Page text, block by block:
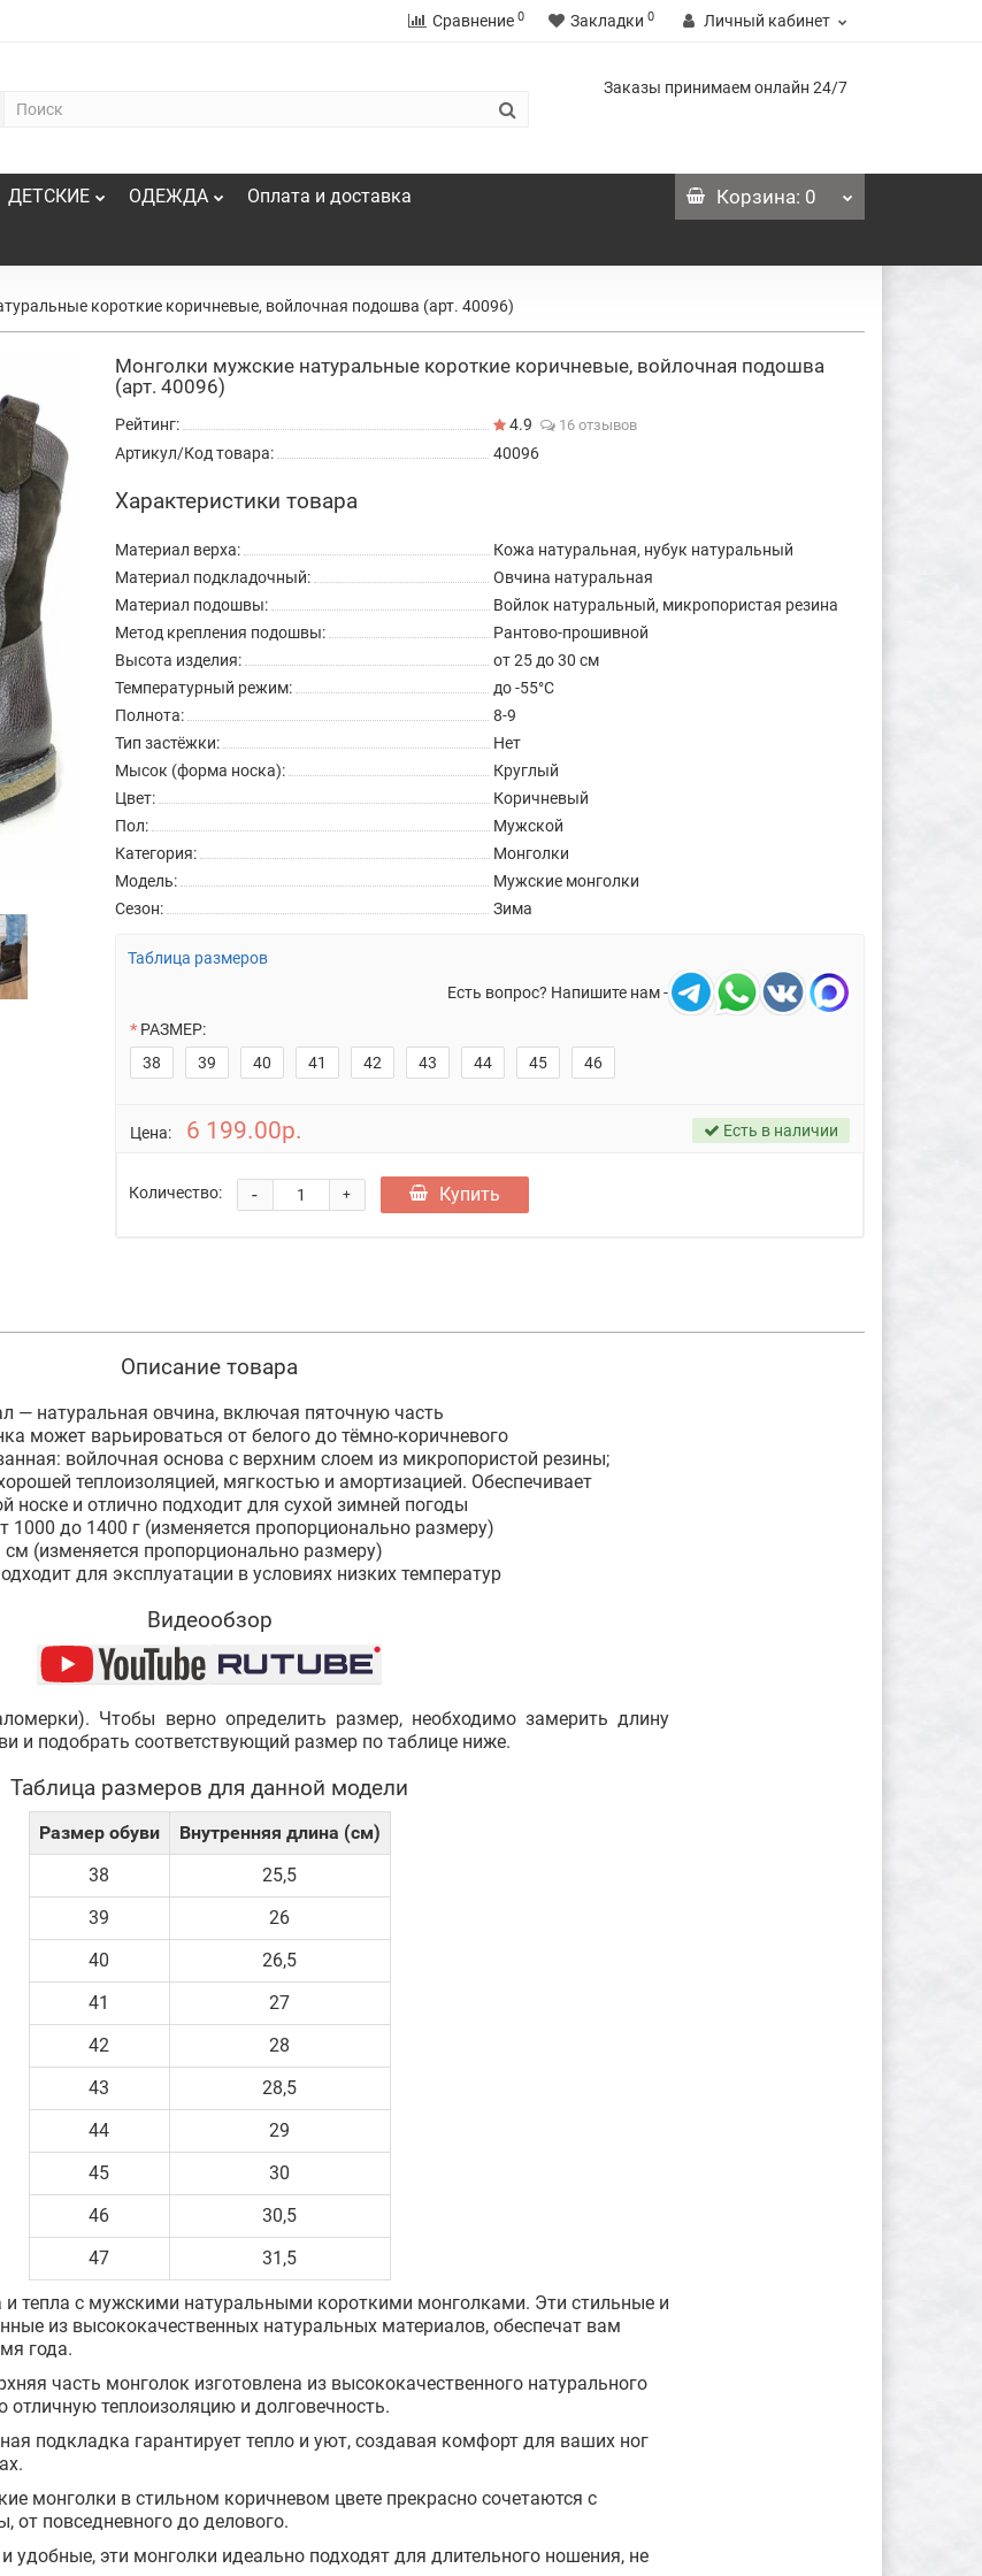
Сравнение 0 Закладки 0 Личный кабинет
Заказы принимаем онлайн 24/7
ДЕТСКИЕ ОДЕЖДА Оплата и доставка Корзина: 0
короткие коричневые, войлочная подошва (арт. 40096)
Монголки мужские натуральные короткие коричневые, войлочная подошва
(арт. 40096)
Рейтинг: 4.9 16 отзывов
Артикул/Код товара: 40096
Характеристики товара
Материал верха:
Кожа натуральная, нубук натуральный
Материал подкладочный:
Овчина натуральная
Материал подошвы:
Войлок натуральный, микропористая резина
Метод крепления подошвы:
Рантово-прошивной
Высота изделия:
от 25 до 30 см
Температурный режим:
до -55°C
Полнота:
8-9
Тип застёжки:
Нет
Мысок (форма носка):
Круглый
Цвет:
Коричневый
Пол:
Мужской
Категория:
Монголки
Модель:
Мужские монголки
Сезон:
Зима
Таблица размеров
Есть вопрос? Напишите нам -
РАЗМЕР:
38
39 40 41 42 43 44 45 46
Цена: 6 199.00р. Есть в наличии
Количество: +
- Купить
Описание товара
— натуральная овчина, включая пяточную часть
может варьироваться от белого до тёмно-коричневого
войлочная основа с верхним слоем из микропористой резины;
теплоизоляцией, мягкостью и амортизацией. Обеспечивает
носке и отлично подходит для сухой зимней погоды
1000 до 1400 г (изменяется пропорционально размеру)
(изменяется пропорционально размеру)
для эксплуатации в условиях низких температур
Видеообзор
Чтобы верно определить размер, необходимо замерить длину
и подобрать соответствующий размер по таблице ниже.
Таблица размеров для данной модели
Размер обуви
Внутренняя длина (см)
38
25,5
39
26
40
26,5
41
27
42
28
43
28,5
44
29
45
30
46
30,5
47
31,5
и тепла с мужскими натуральными короткими монголками. Эти стильные и
из высококачественных натуральных материалов, обеспечат вам
года.
часть монголок изготовлена из высококачественного натурального
отличную теплоизоляцию и долговечность.
подкладка гарантирует тепло и уют, создавая комфорт для ваших ног
монголки в стильном коричневом цвете прекрасно сочетаются с
повседневного до делового.
удобные, эти монголки идеально подходят для длительного ношения, не